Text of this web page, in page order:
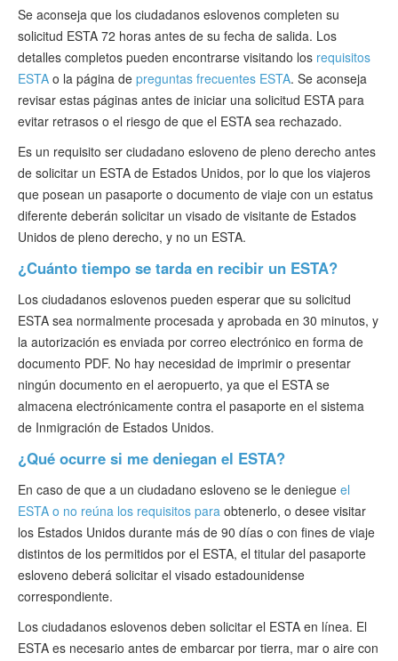
Se aconseja que los ciudadanos eslovenos completen su
solicitud ESTA 72 horas antes de su fecha de salida. Los
detalles completos pueden encontrarse visitando los requisitos
ESTA o la página de preguntas frecuentes ESTA. Se aconseja
revisar estas páginas antes de iniciar una solicitud ESTA para
evitar retrasos o el riesgo de que el ESTA sea rechazado.
Es un requisito ser ciudadano esloveno de pleno derecho antes
de solicitar un ESTA de Estados Unidos, por lo que los viajeros
que posean un pasaporte o documento de viaje con un estatus
diferente deberán solicitar un visado de visitante de Estados
Unidos de pleno derecho, y no un ESTA.
¿Cuánto tiempo se tarda en recibir un ESTA?
Los ciudadanos eslovenos pueden esperar que su solicitud
ESTA sea normalmente procesada y aprobada en 30 minutos, y
la autorización es enviada por correo electrónico en forma de
documento PDF. No hay necesidad de imprimir o presentar
ningún documento en el aeropuerto, ya que el ESTA se
almacena electrónicamente contra el pasaporte en el sistema
de Inmigración de Estados Unidos.
¿Qué ocurre si me deniegan el ESTA?
En caso de que a un ciudadano esloveno se le deniegue el
ESTA o no reúna los requisitos para obtenerlo, o desee visitar
los Estados Unidos durante más de 90 días o con fines de viaje
distintos de los permitidos por el ESTA, el titular del pasaporte
esloveno deberá solicitar el visado estadounidense
correspondiente.
Los ciudadanos eslovenos deben solicitar el ESTA en línea. El
ESTA es necesario antes de embarcar por tierra, mar o aire con